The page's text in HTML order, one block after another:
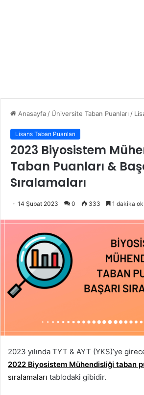
Anasayfa / Üniversite Taban Puanları /
Lisans Taban Puanları
2023 Biyosistem
Taban Puanları &
Sıralamaları
14 Şubat 2023 0 333 1 dakika
2023 yılında TYT & AYT (YKS)’ye
2022 Biyosistem Mühendisliği taban
sıralamaları tablodaki gibidir.